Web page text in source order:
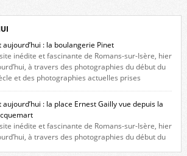
de vestiges du couvent des Capucins ! Petit
aujourd’hui : la boulangerie Pinet
inédite et fascinante de Romans-sur-Isère, hier
à travers des photographies du début du
et des photographies actuelles prises
cadre ! A l’angle de la place Jean Jaurès et de
côté d’Intermarché), à Romans. La boulangerie
dans le […]
aujourd’hui : la place Ernest Gailly vue depuis la
inédite et fascinante de Romans-sur-Isère, hier
à travers des photographies du début du